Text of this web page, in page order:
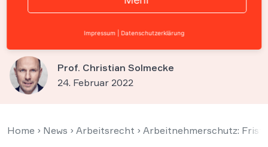
Sixt-Mitarbeiterin ist
unwirksam
Prof. Christian Solmecke
24. Februar 2022
Home › News › Arbeitsrecht › Arbeitnehmerschutz:
Impressum Datenschutzerklärung